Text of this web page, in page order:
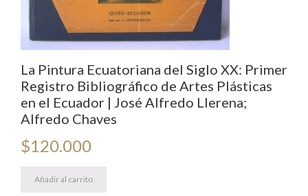
La Pintura Ecuatoriana del Siglo XX: Primer
Registro Bibliográfico de Artes Plásticas
en el Ecuador | José Alfredo Llerena;
Alfredo Chaves
$120.000
Añadir al carrito